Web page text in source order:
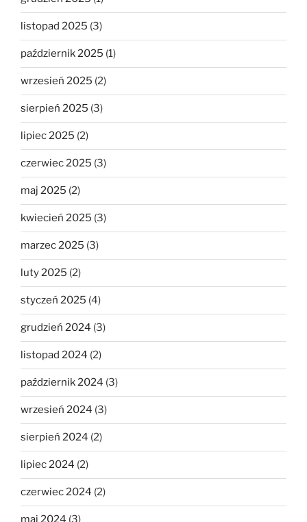
listopad 2025 (3)
październik 2025 (1)
wrzesień 2025 (2)
sierpień 2025 (3)
lipiec 2025 (2)
czerwiec 2025 (3)
maj 2025 (2)
kwiecień 2025 (3)
marzec 2025 (3)
luty 2025 (2)
styczeń 2025 (4)
grudzień 2024 (3)
listopad 2024 (2)
październik 2024 (3)
wrzesień 2024 (3)
sierpień 2024 (2)
lipiec 2024 (2)
czerwiec 2024 (2)
maj 2024 (3)